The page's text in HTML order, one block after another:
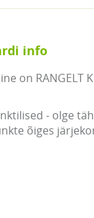
info
on RANGELT
- olge
õiges